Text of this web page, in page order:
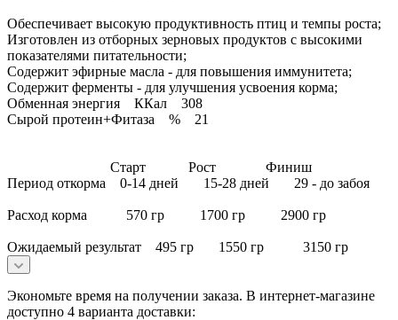
Обеспечивает высокую продуктивность птиц и темпы роста;
Изготовлен из отборных зерновых продуктов с высокими
показателями питательности;
Содержит эфирные масла - для повышения иммунитета;
Содержит ферменты - для улучшения усвоения корма;
Обменная энергия ККал 308
Сырой протеин+Фитаза % 21
Старт Рост Финиш
Период откорма 0-14 дней 15-28 дней 29 - до забоя
Расход корма 570 гр 1700 гр 2900 гр
Ожидаемый результат 495 гр 1550 гр 3150 гр
Экономьте время на получении заказа. В интернет-магазине
доступно 4 варианта доставки: